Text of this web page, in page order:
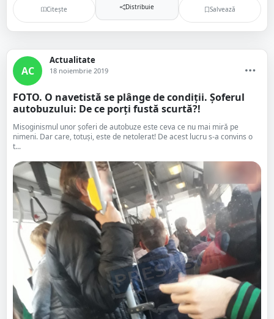
Citește Distribuie Salvează
AC
Actualitate
18 noiembrie 2019
FOTO. O navetistă se plânge de condiții. Șoferul
autobuzului: De ce porți fustă scurtă?!
Misoginismul unor șoferi de autobuze este ceva ce nu mai miră pe
nimeni. Dar care, totuși, este de netolerat! De acest lucru s-a convins o
t...